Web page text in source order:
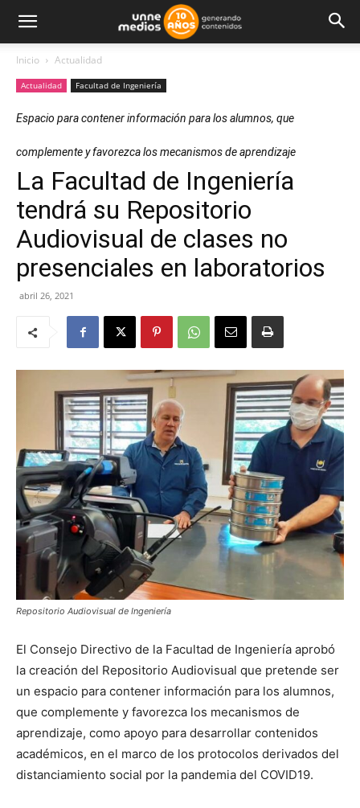
Inicio Actualidad
Actualidad Facultad de Ingeniería
Espacio para contener información para los alumnos, que
complemente y favorezca los mecanismos de aprendizaje
La Facultad de Ingeniería
tendrá su Repositorio
Audiovisual de clases no
presenciales en laboratorios
abril 26, 2021
Repositorio Audiovisual de Ingeniería
El Consejo Directivo de la Facultad de Ingeniería aprobó
la creación del Repositorio Audiovisual que pretende ser
un espacio para contener información para los alumnos,
que complemente y favorezca los mecanismos de
aprendizaje, como apoyo para desarrollar contenidos
académicos, en el marco de los protocolos derivados del
distanciamiento social por la pandemia del COVID19.